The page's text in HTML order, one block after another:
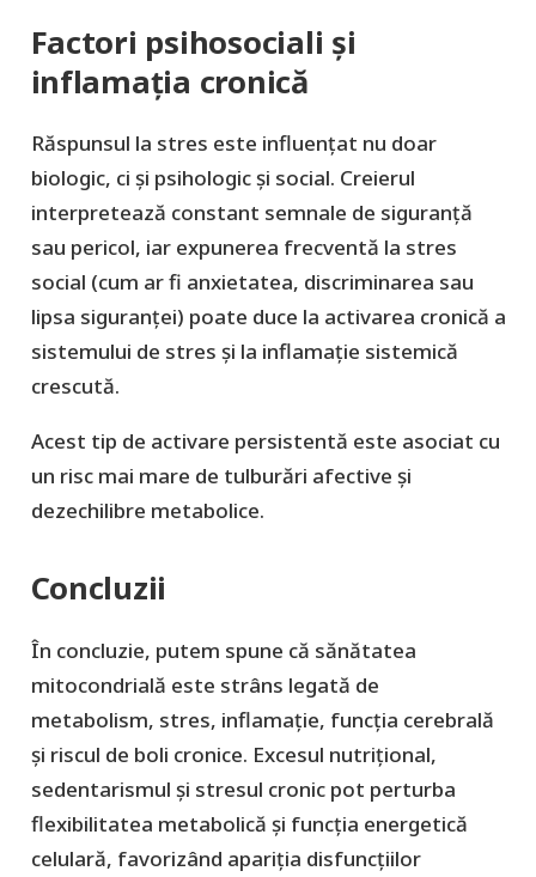
Factori psihosociali și
inflamația cronică
Răspunsul la stres este influențat nu doar
biologic, ci și psihologic și social. Creierul
interpretează constant semnale de siguranță
sau pericol, iar expunerea frecventă la stres
social (cum ar fi anxietatea, discriminarea sau
lipsa siguranței) poate duce la activarea cronică a
sistemului de stres și la inflamație sistemică
crescută.
Acest tip de activare persistentă este asociat cu
un risc mai mare de tulburări afective și
dezechilibre metabolice.
Concluzii
În concluzie, putem spune că sănătatea
mitocondrială este strâns legată de
metabolism, stres, inflamație, funcția cerebrală
și riscul de boli cronice. Excesul nutrițional,
sedentarismul și stresul cronic pot perturba
flexibilitatea metabolică și funcția energetică
celulară, favorizând apariția disfuncțiilor